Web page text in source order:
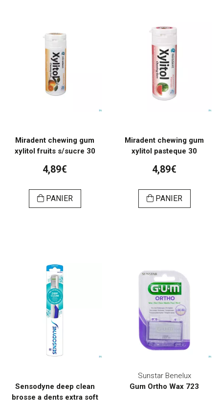
Miradent chewing gum
xylitol fruits s/sucre 30
4,89€
PANIER
Miradent chewing gum
xylitol pasteque 30
4,89€
PANIER
Sensodyne deep clean
brosse a dents extra soft
Sunstar Benelux
Gum Ortho Wax 723